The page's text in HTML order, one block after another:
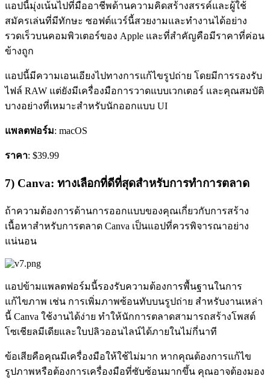
แอปนี้มุ่งเน้นไปที่มืออาชีพด้านความคิดสร้างสรรค์และผู้ใช้
สมัครเล่นที่มีทักษะ ซอฟต์แวร์นี้สวยงามและทำงานได้อย่าง
รวดเร็วบนคอมพิวเตอร์ของ Apple และที่สำคัญคือมีราคาที่ค่อน
ข้างถูก
แอปนี้มีความเอนเอียงไปทางการแก้ไขรูปถ่าย โดยมีการรองรับ
ไฟล์ RAW แต่ยังมีเครื่องมือการวาดแบบเวกเตอร์ และคุณสมบัติ
บางอย่างที่เหมาะสำหรับนักออกแบบ UI
แพลตฟอร์ม: macOS
ราคา: $39.99
7) Canva: ทางเลือกที่ดีที่สุดสำหรับการทำการตลาด
ถ้าความต้องการด้านการออกแบบของคุณเกี่ยวกับการสร้าง
เนื้อหาสำหรับการตลาด Canva เป็นแอปที่ควรพิจารณาอย่าง
แน่นอน
แอปข้ามแพลตฟอร์มนี้รองรับความต้องการพื้นฐานในการ
แก้ไขภาพ เช่น การเพิ่มภาพซ้อนทับบนรูปถ่าย สำหรับงานเหล่า
นี้ Canva ใช้งานได้ง่าย ทำให้นักการตลาดสามารถสร้างโพสต์
โซเชียลมีเดียและใบปลิวออนไลน์ได้ภายในไม่กี่นาที
ข้อเสียคือคุณมีเครื่องมือให้ใช้ไม่มาก หากคุณต้องการแก้ไข
รูปภาพหรือต้องการเครื่องมือที่ซับซ้อนมากขึ้น คุณอาจต้องมอง